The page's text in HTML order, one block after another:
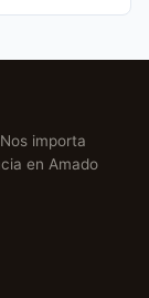
importa
en Amado